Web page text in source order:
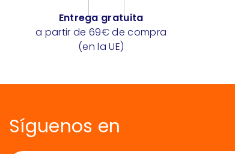
Entrega gratuita
a partir de 69€ de compra
(en la UE)
Síguenos en